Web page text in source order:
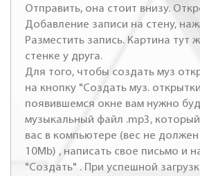
Отправить, она стоит внизу.
Добавление записи на стену,
Разместить запись. Картина тут
стенке у друга.
Для того, чтобы создать муз
на кнопку "Создать муз.
появившемся окне вам нужно
музыкальный файл .mp3,
вас в компьютере (вес не
10Mb) , написать свое письмо и
"Создать" . При успешной